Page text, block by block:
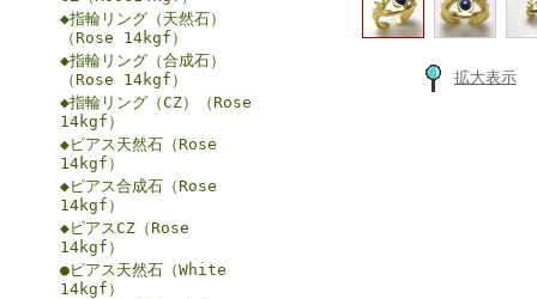
◆指輪リング（天然石）
（Rose 14kgf）
◆指輪リング（合成石）
（Rose 14kgf）
◆指輪リング（CZ）（Rose
14kgf）
◆ピアス天然石（Rose
14kgf）
◆ピアス合成石（Rose
14kgf）
◆ピアスCZ（Rose
14kgf）
●ピアス天然石（White
14kgf）
拡大表示